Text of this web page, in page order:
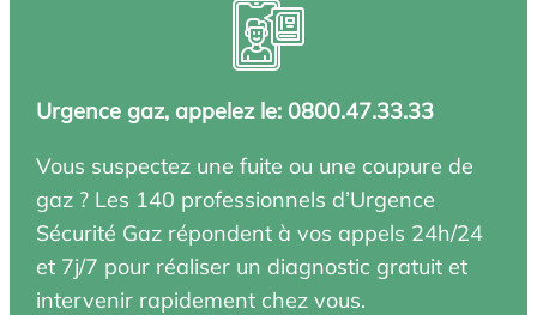
Urgence gaz, appelez le: 0800.47.33.33
Vous suspectez une fuite ou une coupure de
gaz ? Les 140 professionnels d’Urgence
Sécurité Gaz répondent à vos appels 24h/24
et 7j/7 pour réaliser un diagnostic gratuit et
intervenir rapidement chez vous.